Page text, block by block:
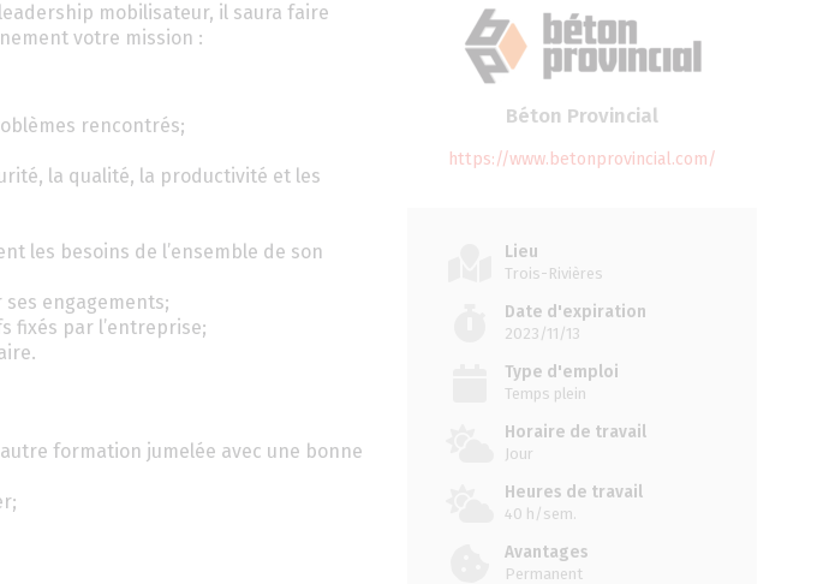
mobilisateur, il saura faire
votre mission :
rencontrés;
la qualité, la productivité et les
les besoins de l’ensemble de son
engagements;
fixés par l’entreprise;
formation jumelée avec une bonne
Béton Provincial
https://www.betonprovincial.com/
Lieu
Trois-Rivières
Date d'expiration
2023/11/13
Type d'emploi
Temps plein
Horaire de travail
Jour
Heures de travail
40 h/sem.
Avantages
Permanent